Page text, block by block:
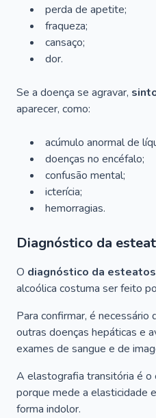
perda de apetite;
fraqueza;
cansaço;
dor.
Se a doença se agravar,
aparecer, como:
acúmulo anormal de
doenças no encéfalo;
confusão mental;
icterícia;
hemorragias.
Diagnóstico da
O diagnóstico da
alcoólica costuma ser feito
Para confirmar, é necessário
outras doenças hepáticas e
exames de sangue e de
A elastografia transitória é o
porque mede a elasticidade
forma indolor.